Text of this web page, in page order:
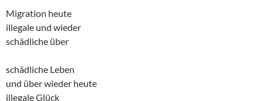
Migration heute
illegale und wieder
schädliche über
schädliche Leben
und über wieder heute
illegale Glück